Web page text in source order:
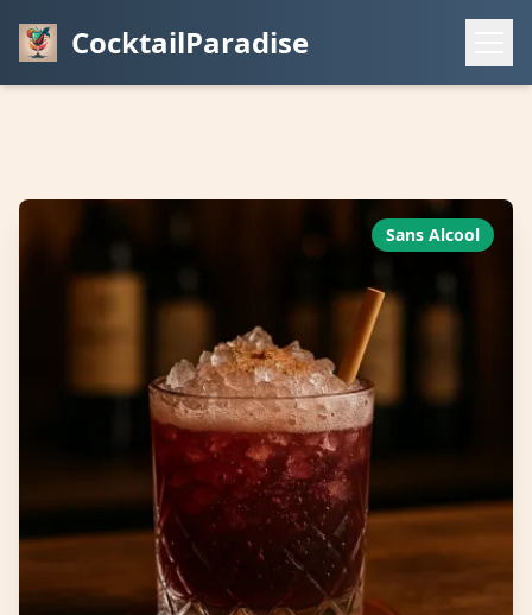
CocktailParadise
Sans Alcool